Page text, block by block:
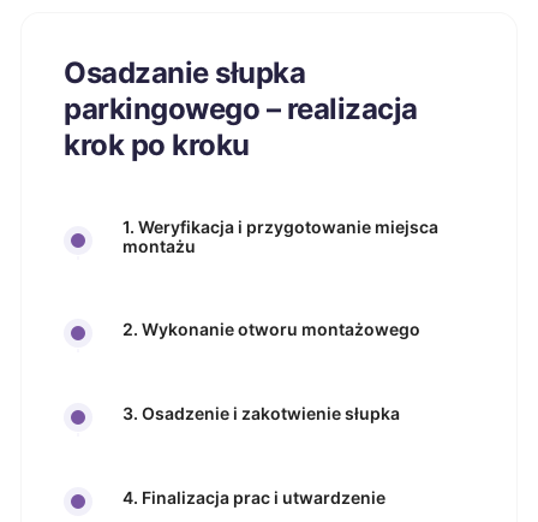
Osadzanie słupka
parkingowego – realizacja
krok po kroku
1. Weryfikacja i przygotowanie miejsca
montażu
2. Wykonanie otworu montażowego
3. Osadzenie i zakotwienie słupka
4. Finalizacja prac i utwardzenie